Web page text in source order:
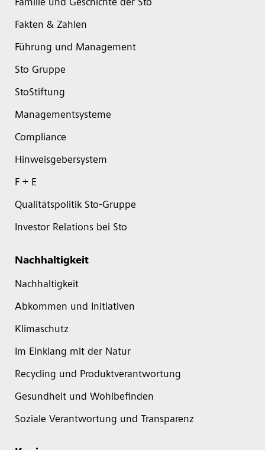
Familie und Geschichte der Sto
Fakten & Zahlen
Führung und Management
Sto Gruppe
StoStiftung
Managementsysteme
Compliance
Hinweisgebersystem
F + E
Qualitätspolitik Sto-Gruppe
Investor Relations bei Sto
Nachhaltigkeit
Nachhaltigkeit
Abkommen und Initiativen
Klimaschutz
Im Einklang mit der Natur
Recycling und Produktverantwortung
Gesundheit und Wohlbefinden
Soziale Verantwortung und Transparenz